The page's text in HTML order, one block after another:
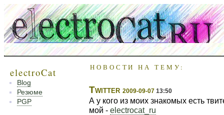
electroCat
Blog
Резюме
PGP
НОВОСТИ НА ТЕМУ:
Twitter 2009-09-07 13:50
А у кого из моих знакомых есть
мой - electrocat_ru